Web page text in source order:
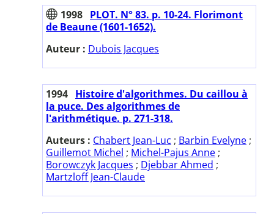
1998 PLOT. N° 83. p. 10-24. Florimont
de Beaune (1601-1652).
Auteur : Dubois Jacques
1994 Histoire d'algorithmes. Du caillou à
la puce. Des algorithmes de
l'arithmétique. p. 271-318.
Auteurs : Chabert Jean-Luc ; Barbin Evelyne ;
Guillemot Michel ; Michel-Pajus Anne ;
Borowczyk Jacques ; Djebbar Ahmed ;
Martzloff Jean-Claude